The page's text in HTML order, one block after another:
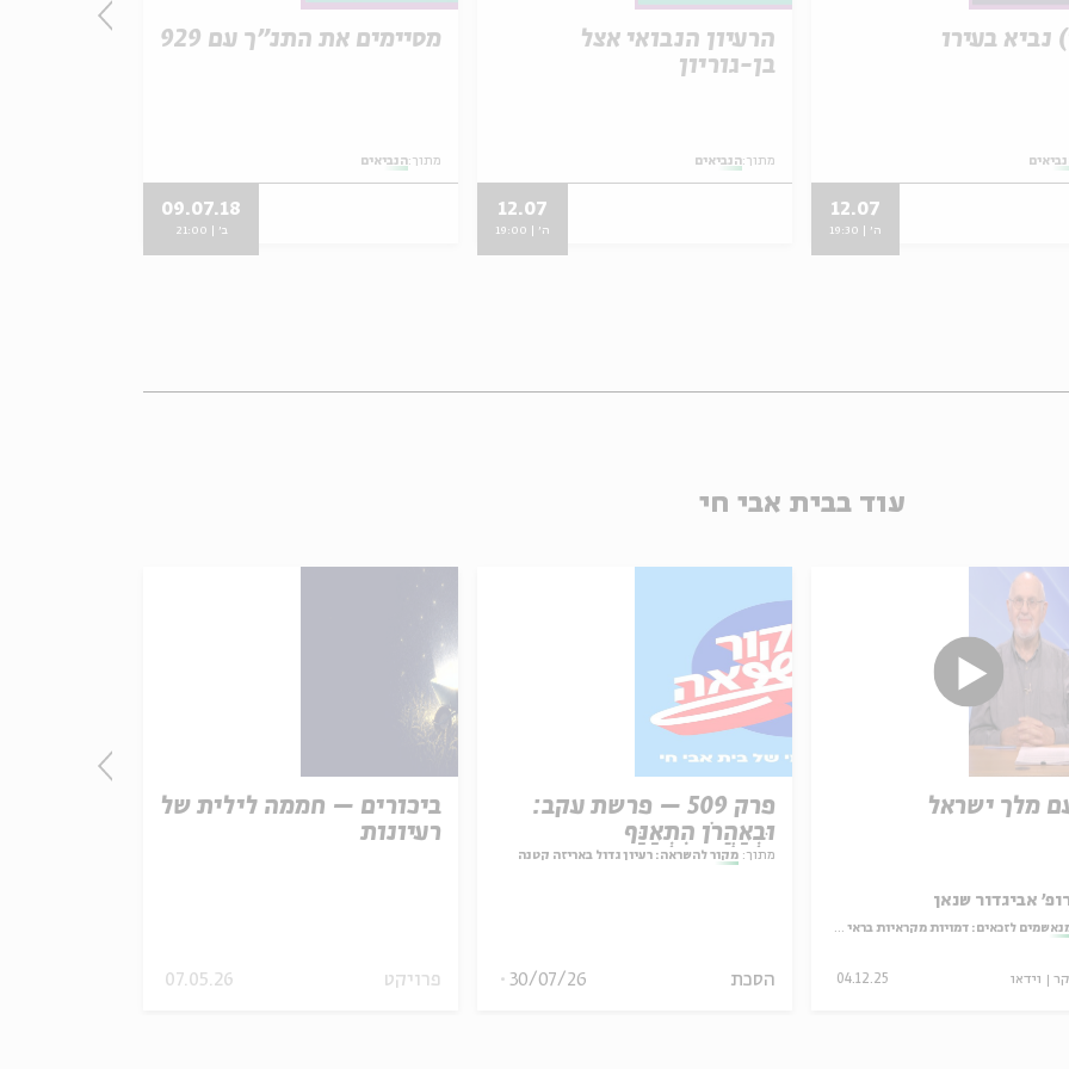
נביא בעירו
12.07
ה' | 19:30
הרעיון הנבואי אצל
בן-גוריון
מתוך:הנביאים
12.07
ה' | 19:00
מסיימים את התנ"ך עם 929
מתוך:הנביאים
09.07.18
ב' | 21:00
עוד בבית אבי חי
ביכורים – חממה לילית של
רעיונות
פרויקט 07.05.26
פרק 509 – פרשת עקב:
וּבְאַהֲרֹן הִתְאַנַּף
מתוך: מקור להשראה: רעיון גדול באריזה קטנה
הסכת 30/07/26
מלך ישראל
אביגדור שנאן
לזכאים: דמויות מקראיות בראי ספרות האגדה
וידאו 04.12.25